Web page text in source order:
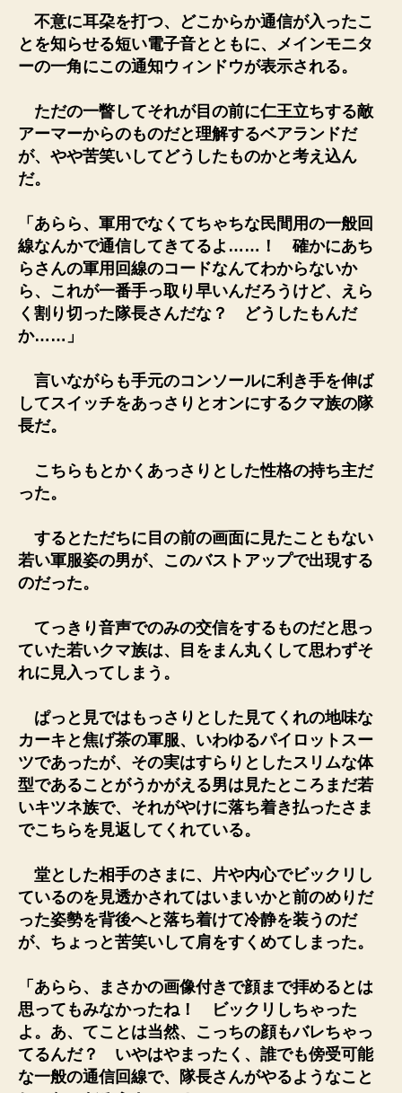
不意に耳朶を打つ、どこからか通信が入ったこ
とを知らせる短い電子音とともに、メインモニタ
ーの一角にこの通知ウィンドウが表示される。
ただの一瞥してそれが目の前に仁王立ちする敵
アーマーからのものだと理解するベアランドだ
が、やや苦笑いしてどうしたものかと考え込ん
だ。
「あらら、軍用でなくてちゃちな民間用の一般回
線なんかで通信してきてるよ……！ 確かにあち
らさんの軍用回線のコードなんてわからないか
ら、これが一番手っ取り早いんだろうけど、えら
く割り切った隊長さんだな？ どうしたもんだ
か……」
言いながらも手元のコンソールに利き手を伸ば
してスイッチをあっさりとオンにするクマ族の隊
長だ。
こちらもとかくあっさりとした性格の持ち主だ
った。
するとただちに目の前の画面に見たこともない
若い軍服姿の男が、このバストアップで出現する
のだった。
てっきり音声でのみの交信をするものだと思っ
ていた若いクマ族は、目をまん丸くして思わずそ
れに見入ってしまう。
ぱっと見ではもっさりとした見てくれの地味な
カーキと焦げ茶の軍服、いわゆるパイロットスー
ツであったが、その実はすらりとしたスリムな体
型であることがうかがえる男は見たところまだ若
いキツネ族で、それがやけに落ち着き払ったさま
でこちらを見返してくれている。
堂とした相手のさまに、片や内心でビックリし
ているのを見透かされてはいまいかと前のめりだ
った姿勢を背後へと落ち着けて冷静を装うのだ
が、ちょっと苦笑いして肩をすくめてしまった。
「あらら、まさかの画像付きで顔まで拝めるとは
思ってもみなかったね！ ビックリしちゃった
よ。あ、てことは当然、こっちの顔もバレちゃっ
てるんだ？ いやはやまったく、誰でも傍受可能
な一般の通信回線で、隊長さんがやるようなこと